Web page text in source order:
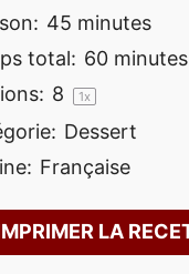
45 minutes
total: 60 minutes
8 1x
Dessert
Française
LA